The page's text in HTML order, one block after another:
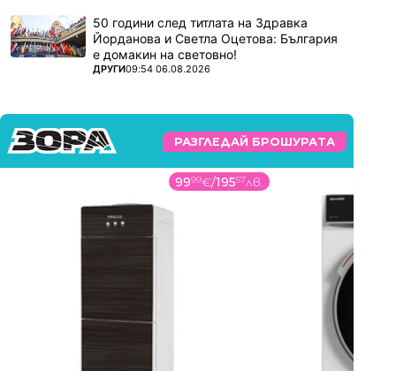
50 години след титлата на Здравка
Йорданова и Светла Оцетова: България
е домакин на световно!
ПОВЕЧЕ ОТ
ДРУГИ09:54 06.08.2026
РАЗГЛЕДАЙ БРОШУРАТА
9999€/19557лв.